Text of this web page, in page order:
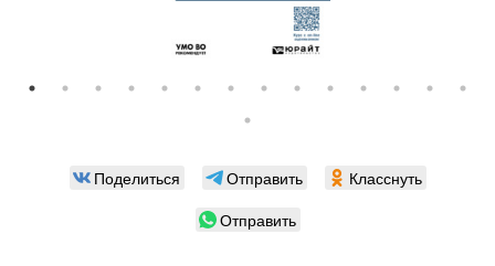
Поделиться Отправить
Класснуть
Отправить